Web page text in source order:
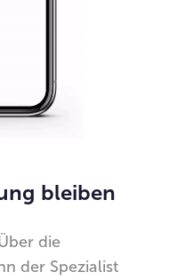
bleiben
die
der Spezialist